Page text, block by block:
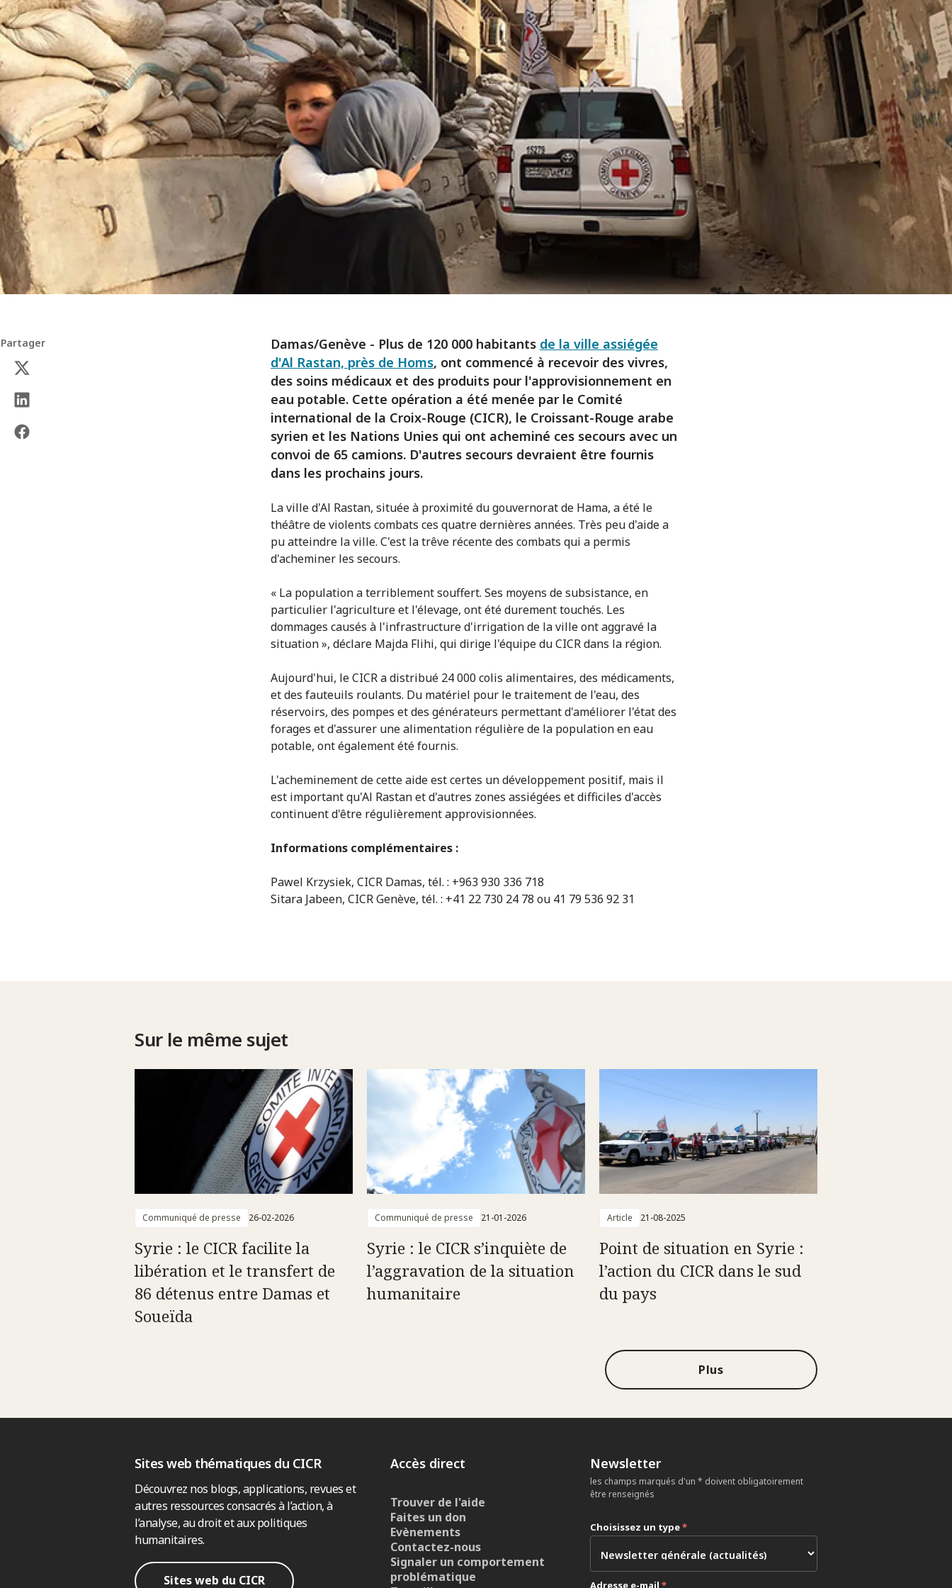
Partager Damas/Genève - Plus de 120 000 habitants de la ville assiégée
d'Al Rastan, près de Homs, ont commencé à recevoir des vivres,
des soins médicaux et des produits pour l'approvisionnement en
eau potable. Cette opération a été menée par le Comité
international de la Croix-Rouge (CICR), le Croissant-Rouge arabe
syrien et les Nations Unies qui ont acheminé ces secours avec un
convoi de 65 camions. D'autres secours devraient être fournis
dans les prochains jours.
La ville d'Al Rastan, située à proximité du gouvernorat de Hama, a été le
théâtre de violents combats ces quatre dernières années. Très peu d'aide a
pu atteindre la ville. C'est la trêve récente des combats qui a permis
d'acheminer les secours.
« La population a terriblement souffert. Ses moyens de subsistance, en
particulier l'agriculture et l'élevage, ont été durement touchés. Les
dommages causés à l'infrastructure d'irrigation de la ville ont aggravé la
situation », déclare Majda Flihi, qui dirige l'équipe du CICR dans la région.
Aujourd'hui, le CICR a distribué 24 000 colis alimentaires, des médicaments,
et des fauteuils roulants. Du matériel pour le traitement de l'eau, des
réservoirs, des pompes et des générateurs permettant d'améliorer l'état des
forages et d'assurer une alimentation régulière de la population en eau
potable, ont également été fournis.
L'acheminement de cette aide est certes un développement positif, mais il
est important qu'Al Rastan et d'autres zones assiégées et difficiles d'accès
continuent d'être régulièrement approvisionnées.
Informations complémentaires :
Pawel Krzysiek, CICR Damas, tél. : +963 930 336 718
Sitara Jabeen, CICR Genève, tél. : +41 22 730 24 78 ou 41 79 536 92 31
Sur le même sujet
Communiqué de presse 26-02-2026
Syrie : le CICR facilite la
libération et le transfert de
86 détenus entre Damas et
Soueïda
Communiqué de presse 21-01-2026
Syrie : le CICR s’inquiète de
l’aggravation de la situation
humanitaire
Article 21-08-2025
Point de situation en Syrie :
l’action du CICR dans le sud
du pays
Plus
Sites web thématiques du CICR
Découvrez nos blogs, applications, revues et
autres ressources consacrés à l’action, à
l’analyse, au droit et aux politiques
humanitaires.
Sites web du CICR
Accès direct
Trouver de l'aide
Faites un don
Evènements
Contactez-nous
Signaler un comportement
problématique
Newsletter
les champs marqués d'un * doivent obligatoirement
être renseignés
Choisissez un type*
Adresse e-mail *